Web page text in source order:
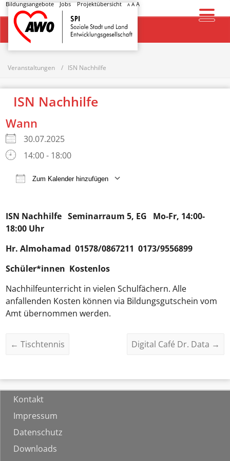
Bildungsangebote Jobs Projektübersicht A AA
Startseite
Veranstaltungen ISN Nachhilfe
ISN Nachhilfe
Wann
30.07.2025
14:00 - 18:00
Zum Kalender hinzufügen
ISN Nachhilfe Seminarraum 5, EG Mo-Fr, 14:00-
18:00 Uhr
Hr.Almohamad 01578/0867211 0173/9556899
Schüler*innen Kostenlos
Nachhilfeunterricht in vielen Schulfächern. Alle
anfallenden Kosten können via Bildungsgutschein vom
Amt übernommen werden.
← Tischtennis Digital Café Dr. Data →
Kontakt
Impressum
Datenschutz
Downloads